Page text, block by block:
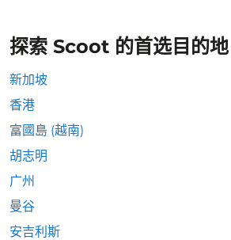
探索 Scoot 的首选目的地
新加坡
香港
富國島 (越南)
胡志明
广州
曼谷
安吉利斯